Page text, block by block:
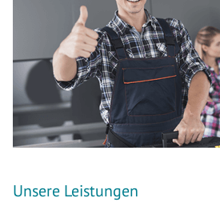
Unsere Leistungen